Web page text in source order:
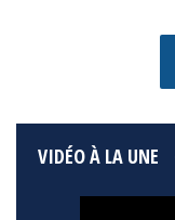
VIDÉO À LA UNE